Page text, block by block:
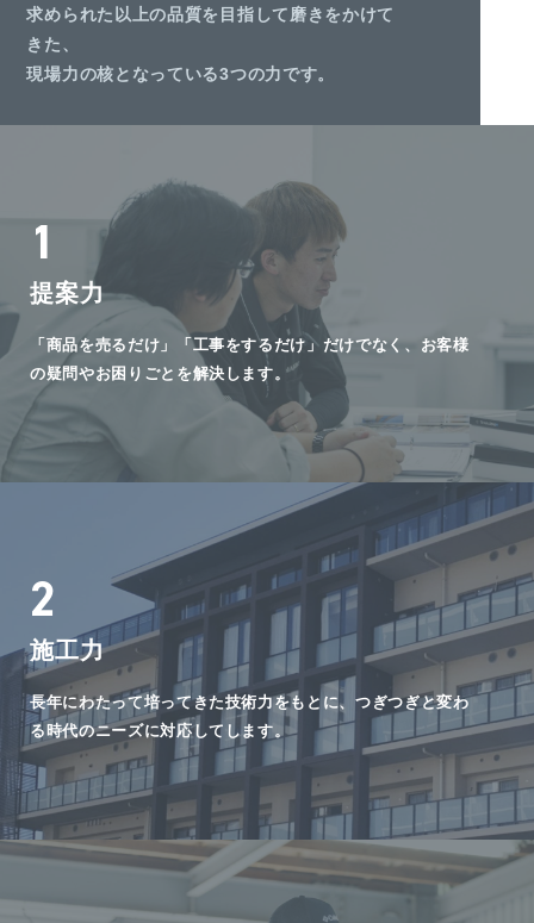
求められた以上の品質を目指して磨きをかけて
きた、
現場力の核となっている3つの力です。
1
提案力
「商品を売るだけ」「工事をするだけ」だけでなく、お客様
の疑問やお困りごとを解決します。
2
施工力
長年にわたって培ってきた技術力をもとに、つぎつぎと変わ
る時代のニーズに対応してします。